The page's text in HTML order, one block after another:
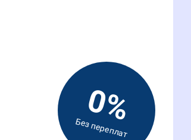
0%
Без переплат